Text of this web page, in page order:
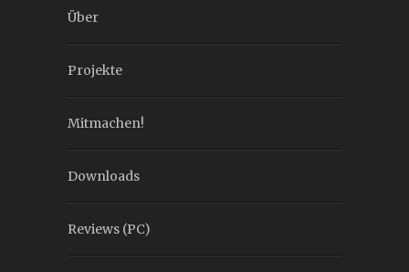
Über
Projekte
Mitmachen!
Downloads
Reviews (PC)